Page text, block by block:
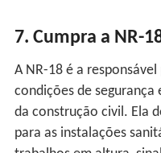
7. Cumpra a NR-
A NR-18 é a
condições de
da construção civil. Ela
para as instalações